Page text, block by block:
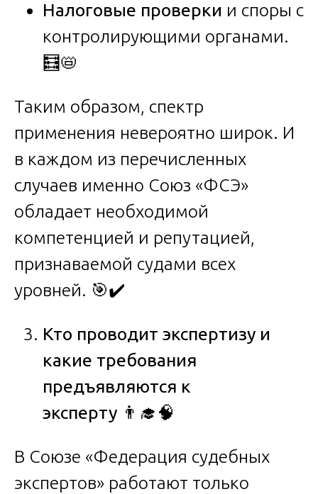
Налоговые проверки и споры с
контролирующими органами.
🧮📛
Таким образом, спектр
применения невероятно широк. И
в каждом из перечисленных
случаев именно Союз «ФСЭ»
обладает необходимой
компетенцией и репутацией,
признаваемой судами всех
уровней. 🎯✔️
Кто проводит экспертизу и
какие требования
предъявляются к
эксперту 👨‍🎓🧠
В Союзе «Федерация судебных
экспертов» работают только